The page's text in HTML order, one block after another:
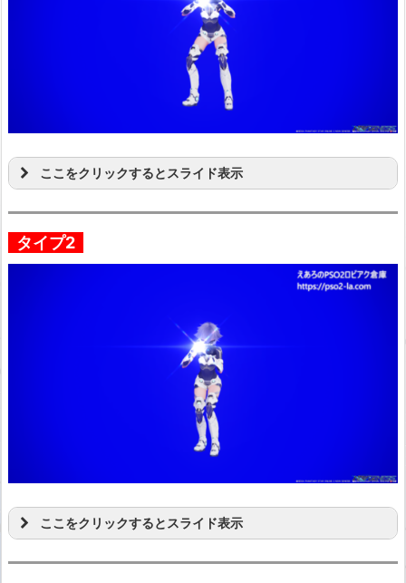
ここをクリックするとスライド表示
タイプ2
ここをクリックするとスライド表示